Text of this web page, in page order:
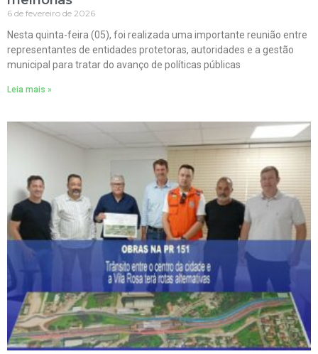
6 de fevereiro de 2026
Nesta quinta-feira (05), foi realizada uma importante reunião entre
representantes de entidades protetoras, autoridades e a gestão
municipal para tratar do avanço de políticas públicas
Leia mais »